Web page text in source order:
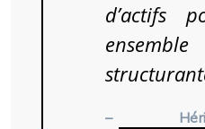
d’actifs
–